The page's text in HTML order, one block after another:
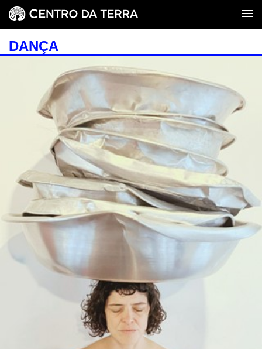
DANÇA